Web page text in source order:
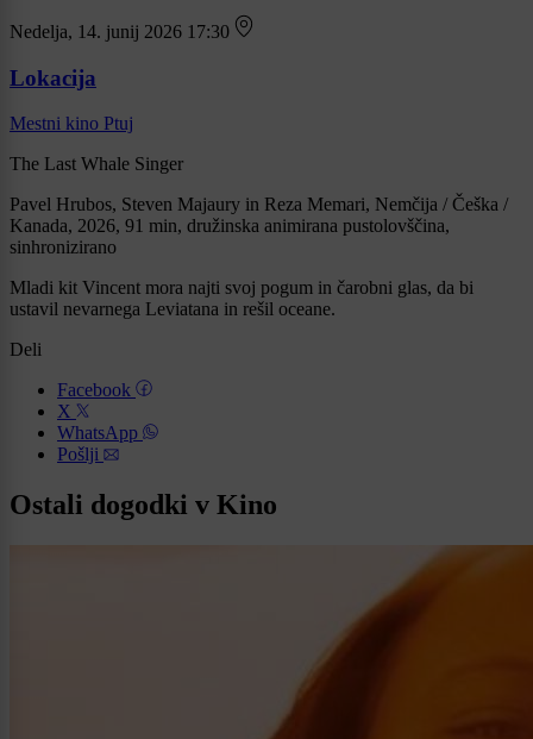
Nedelja, 14. junij 2026 17:30
Lokacija
Mestni kino Ptuj
The Last Whale Singer
Pavel Hrubos, Steven Majaury in Reza Memari, Nemčija / Češka /
Kanada, 2026, 91 min, družinska animirana pustolovščina,
sinhronizirano
Mladi kit Vincent mora najti svoj pogum in čarobni glas, da bi
ustavil nevarnega Leviatana in rešil oceane.
Deli
Facebook
X
WhatsApp
Pošlji
Ostali dogodki v Kino